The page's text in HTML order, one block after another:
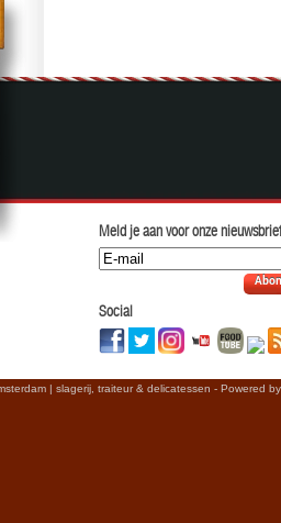
Meld je aan voor onze
Social
| slagerij, traiteur & delicatessen - Powered